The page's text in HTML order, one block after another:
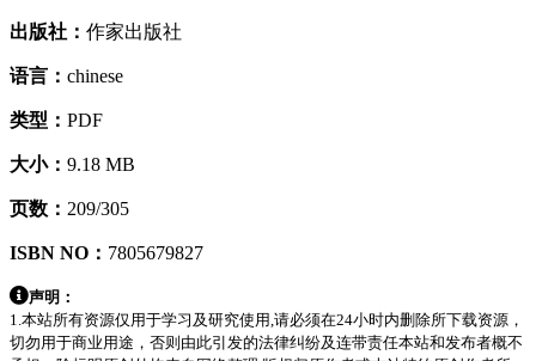
出版社： 作家出版社
语言： chinese
类型： PDF
大小： 9.18 MB
页数： 209/305
ISBN NO： 7805679827
声明：
1.本站所有资源仅用于学习及研究使用,请必须在24小时内删除所下载资源，
切勿用于商业用途，否则由此引发的法律纠纷及连带责任本站和发布者概不